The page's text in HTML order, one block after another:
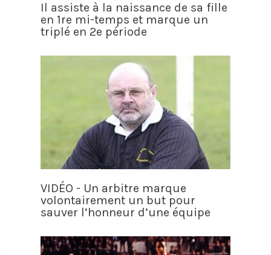
Il assiste à la naissance de sa fille
en 1re mi-temps et marque un
triplé en 2e période
VIDÉO - Un arbitre marque
volontairement un but pour
sauver l’honneur d’une équipe